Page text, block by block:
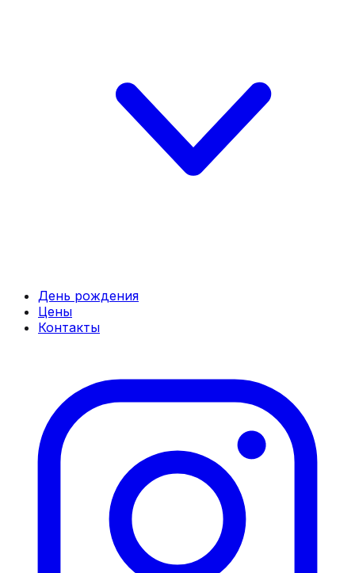
День рождения
Цены
Контакты